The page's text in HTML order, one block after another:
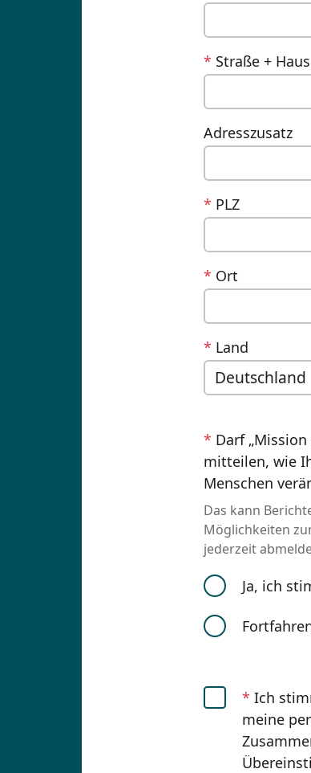
* Straße +
Adresszusatz
* PLZ
* Ort
* Land
* Darf
mitteilen, wie
Menschen
Das kann
Möglichkeiten
jederzeit
Ja, ich
* Ich
meine